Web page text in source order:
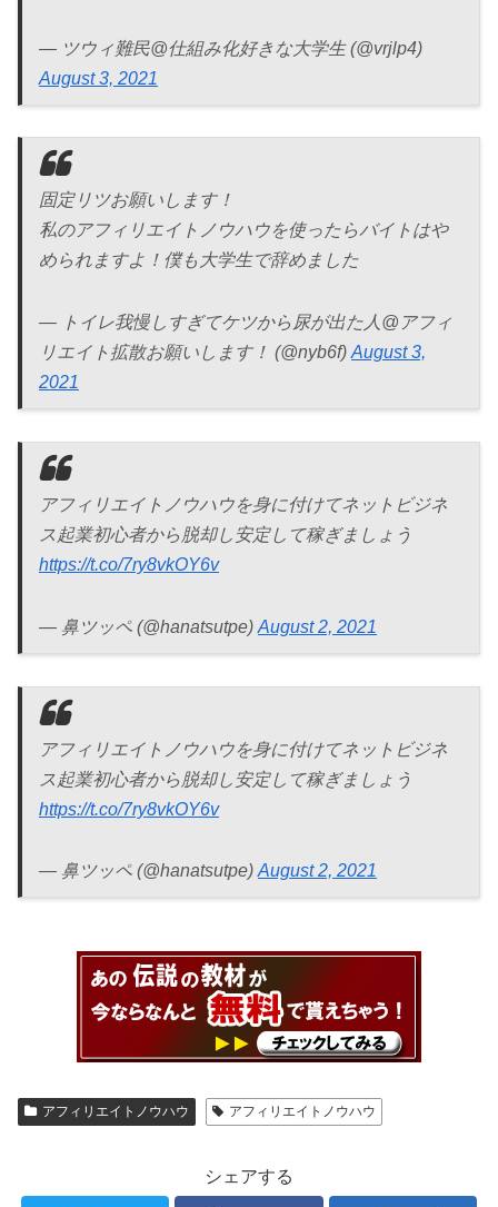
— ツウィ難民@仕組み化好きな大学生 (@vrjlp4)
August 3, 2021
固定リツお願いします！
私のアフィリエイトノウハウを使ったらバイトはや
められますよ！僕も大学生で辞めました
— トイレ我慢しすぎてケツから尿が出た人@アフィ
リエイト拡散お願いします！ (@nyb6f) August 3,
2021
アフィリエイトノウハウを身に付けてネットビジネ
ス起業初心者から脱却し安定して稼ぎましょう
https://t.co/7ry8vkOY6v
— 鼻ツッペ (@hanatsutpe) August 2, 2021
アフィリエイトノウハウを身に付けてネットビジネ
ス起業初心者から脱却し安定して稼ぎましょう
https://t.co/7ry8vkOY6v
— 鼻ツッペ (@hanatsutpe) August 2, 2021
アフィリエイトノウハウ アフィリエイトノウハウ
シェアする